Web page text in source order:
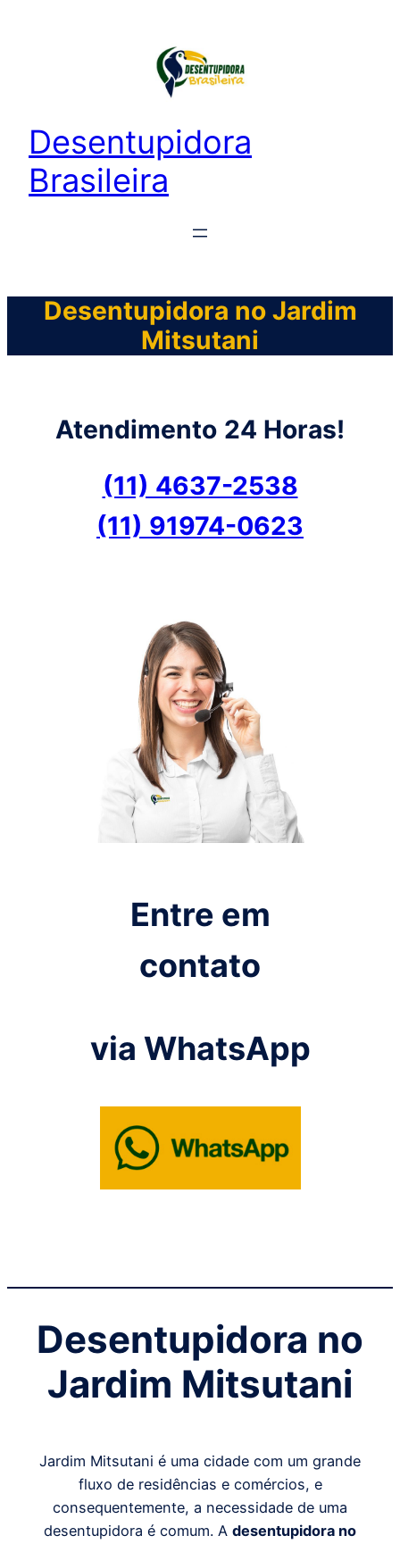
Desentupidora
Brasileira
Desentupidora no Jardim
Mitsutani
Atendimento 24 Horas!
(11) 4637-2538
(11) 91974-0623
Entre em
contato
via WhatsApp
Desentupidora no
Jardim Mitsutani
Jardim Mitsutani é uma cidade com um grande
fluxo de residências e comércios, e
consequentemente, a necessidade de uma
desentupidora é comum. A desentupidora no